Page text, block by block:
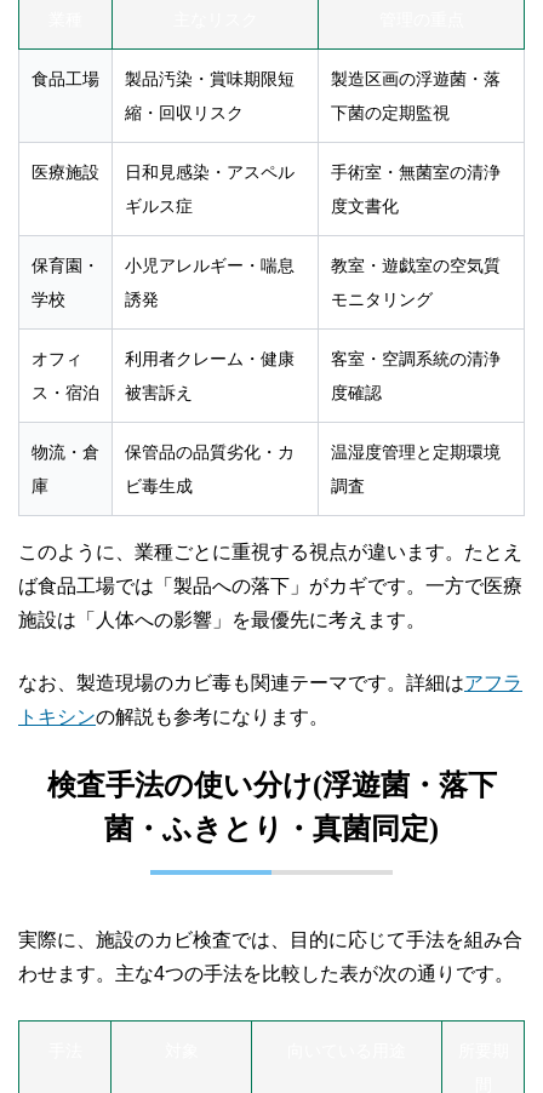
食品工場
製品汚染・賞味期限短
縮・回収リスク
製造区画の浮遊菌・落
下菌の定期監視
医療施設
日和見感染・アスペル
ギルス症
手術室・無菌室の清浄
度文書化
保育園・
学校
小児アレルギー・喘息
誘発
教室・遊戯室の空気質
モニタリング
オフィ
ス・宿泊
利用者クレーム・健康
被害訴え
客室・空調系統の清浄
度確認
物流・倉
庫
保管品の品質劣化・カ
ビ毒生成
温湿度管理と定期環境
調査
このように、業種ごとに重視する視点が違います。たとえ
ば食品工場では「製品への落下」がカギです。一方で医療
施設は「人体への影響」を最優先に考えます。
なお、製造現場のカビ毒も関連テーマです。詳細はアフラ
トキシンの解説も参考になります。
検査手法の使い分け(浮遊菌・落下
菌・ふきとり・真菌同定)
実際に、施設のカビ検査では、目的に応じて手法を組み合
わせます。主な4つの手法を比較した表が次の通りです。